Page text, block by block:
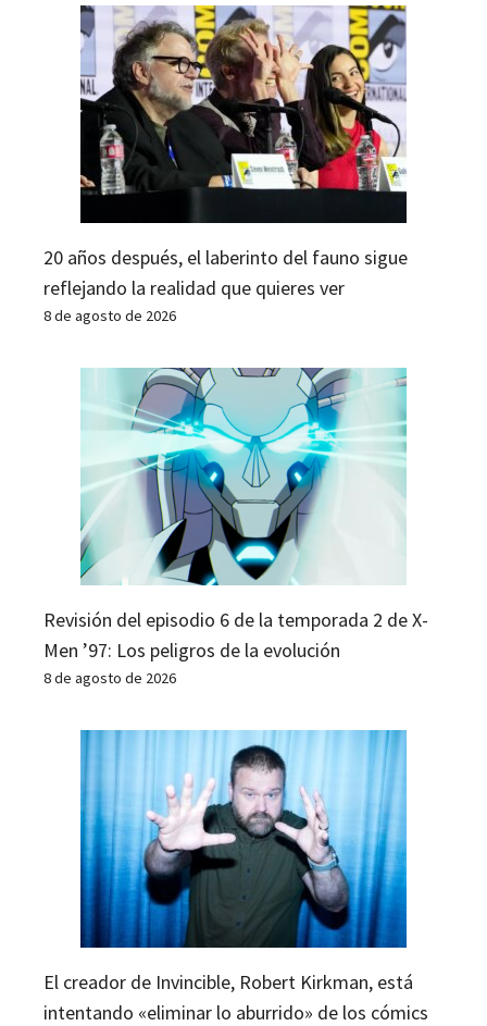
20 años después, el laberinto del fauno sigue
reflejando la realidad que quieres ver
8 de agosto de 2026
Revisión del episodio 6 de la temporada 2 de X-
Men ’97: Los peligros de la evolución
8 de agosto de 2026
El creador de Invincible, Robert Kirkman, está
intentando «eliminar lo aburrido» de los cómics